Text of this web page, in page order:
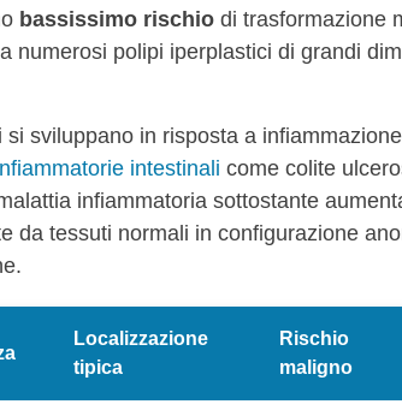
bassissimo rischio di trasformazione
numerosi polipi iperplastici di grandi
si sviluppano in risposta a
intestinali come colite
infiammatoria sottostante
da tessuti normali in configurazione
Localizzazione
tipica
Rischio
maligno